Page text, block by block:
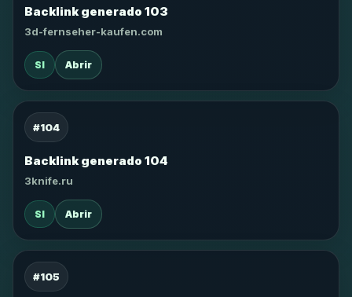
Backlink generado 103
3d-fernseher-kaufen.com
SI Abrir
#104
Backlink generado 104
3knife.ru
SI Abrir
#105